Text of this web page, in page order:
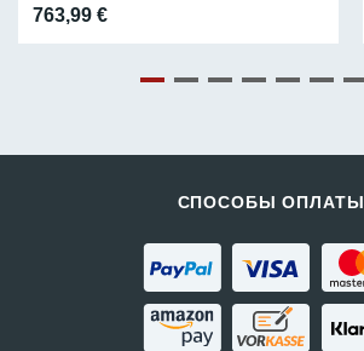
763,99 €
СПОСОБЫ ОПЛАТЫ